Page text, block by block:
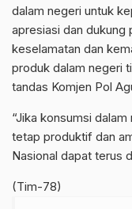
dalam negeri untuk
apresiasi dan dukung
keselamatan dan
produk dalam negeri
tandas Komjen Pol
“Jika konsumsi
tetap produktif dan
Nasional dapat terus
(Tim-78)